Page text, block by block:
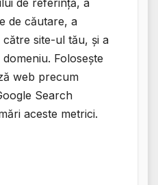
de căutare, a
site-ul tău, și a
Folosește
web precum
Search
aceste metrici.